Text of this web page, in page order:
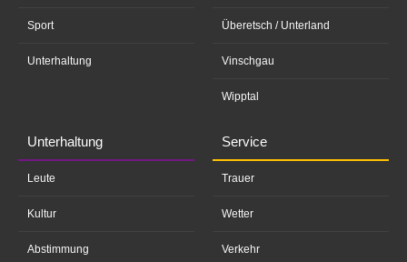
Sport
Unterhaltung
Überetsch / Unterland
Vinschgau
Wipptal
Unterhaltung
Leute
Kultur
Abstimmung
Service
Trauer
Wetter
Verkehr